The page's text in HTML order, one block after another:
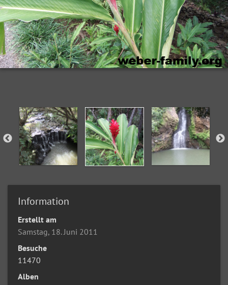
Information
Erstellt am
Samstag, 18. Juni 2011
Besuche
11470
Alben